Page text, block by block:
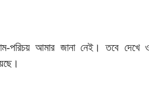
পরিচয় আমার জানা নেই। তবে দেখে ও